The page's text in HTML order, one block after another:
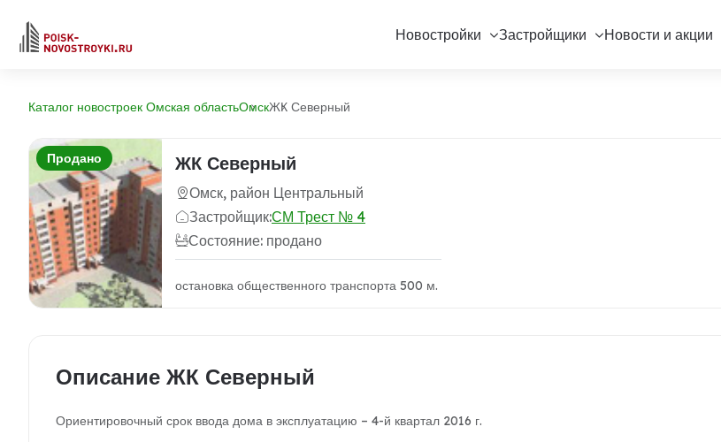
Новостройки Застройщики Новости и акции
Каталог новостроек Омская областьОмскЖК Северный
Продано ЖК Северный
Омск, район Центральный
Застройщик:СМ Трест № 4
Состояние: продано
остановка общественного транспорта 500 м.
Описание ЖК Северный
Ориентировочный срок ввода дома в эксплуатацию – 4-й квартал 2016 г.